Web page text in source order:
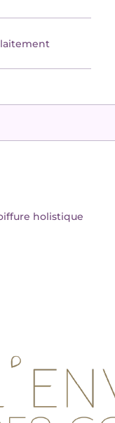
holistique